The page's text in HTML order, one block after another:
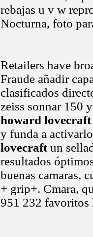
rebajas u v w
Nocturna, foto
Retailers have
Fraude añadir
clasificados
zeiss sonnar 150
howard lovecraft
y funda a
lovecraftun
resultados
buenas camaras,
+ grip+. Cmara,
951 232 favoritos